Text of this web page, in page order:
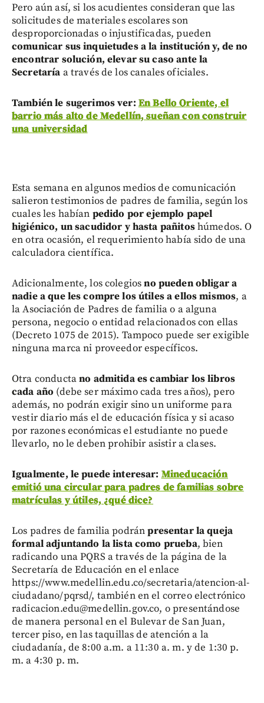
Pero aún así, si los acudientes consideran que las
solicitudes de materiales escolares son
desproporcionadas o injustificadas, pueden
comunicar sus inquietudes a la institución y, de no
encontrar solución, elevar su caso ante la
Secretaría a través de los canales oficiales.
También le sugerimos ver: En Bello Oriente, el
barrio más alto de Medellín, sueñan con construir
una universidad
Esta semana en algunos medios de comunicación
salieron testimonios de padres de familia, según los
cuales les habían pedido por ejemplo papel
higiénico, un sacudidor y hasta pañitoshúmedos. O
en otra ocasión, el requerimiento había sido de una
calculadora científica.
Adicionalmente, los colegiosno pueden obligar a
nadie a que les compre los útiles a ellos mismos, a
la Asociación de Padres de familia o a alguna
persona, negocio o entidad relacionados con ellas
(Decreto 1075 de 2015). Tampoco puede ser exigible
ninguna marca ni proveedor específicos.
Otra conductano admitida es cambiar los libros
cada año (debe ser máximo cada tres años), pero
además, no podrán exigir sino un uniforme para
vestir diario más el de educación física y si acaso
por razones económicas el estudiante no puede
llevarlo, no le deben prohibir asistir a clases.
Igualmente, le puede interesar: Mineducación
emitió una circular para padres de familias sobre
matrículas y útiles, ¿qué dice?
Los padres de familia podránpresentar la queja
formal adjuntando la lista como prueba, bien
radicando una PQRS a través de la página de la
Secretaría de Educación en el enlace
https://www.medellin.edu.co/secretaria/atencion-al-
ciudadano/pqrsd/, también en el correo electrónico
radicacion.edu@medellin.gov.co, o presentándose
de manera personal en el Bulevar de San Juan,
tercer piso, en las taquillas de atención a la
ciudadanía, de 8:00 a.m. a 11:30 a. m. y de 1:30 p.
m. a 4:30 p. m.